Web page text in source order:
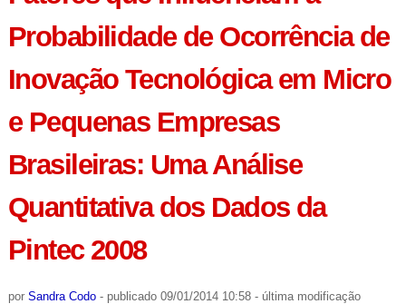
Probabilidade de Ocorrência de
Inovação Tecnológica em Micro
e Pequenas Empresas
Brasileiras: Uma Análise
Quantitativa dos Dados da
Pintec 2008
por Sandra Codo - publicado09/01/2014 10:58 - última modificação